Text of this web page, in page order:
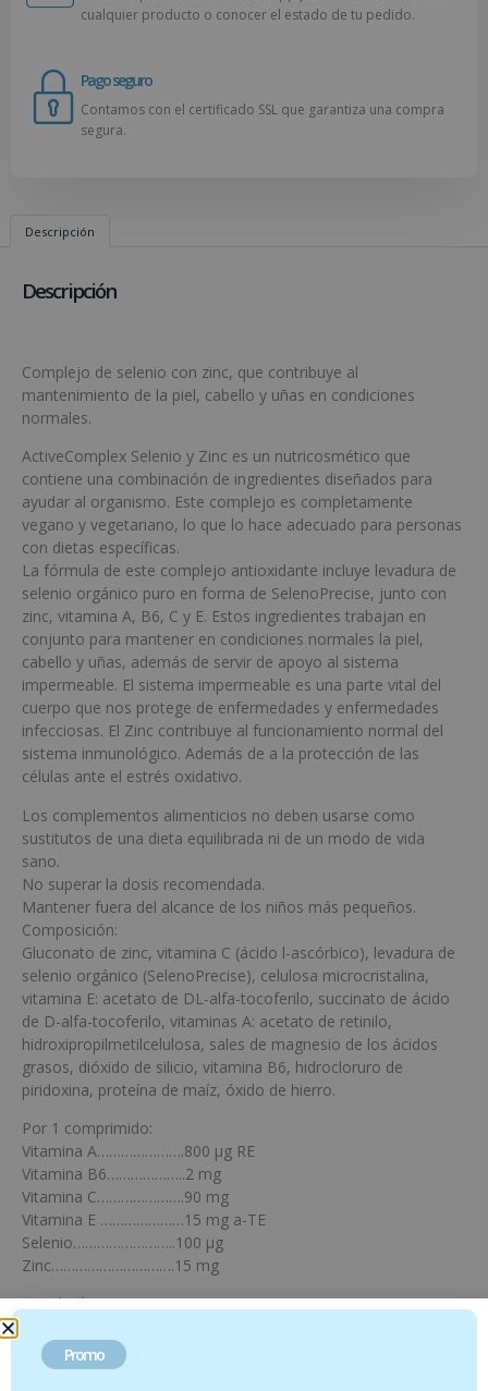
cualquier producto o conocer el estado de tu pedido.
Pago seguro
Contamos con el certificado SSL que garantiza una compra
segura.
Descripción
Descripción
Complejo de selenio con zinc, que contribuye al
mantenimiento de la piel, cabello y uñas en condiciones
normales.
ActiveComplex Selenio y Zinc es un nutricosmético que
contiene una combinación de ingredientes diseñados para
ayudar al organismo. Este complejo es completamente
vegano y vegetariano, lo que lo hace adecuado para personas
con dietas específicas.
La fórmula de este complejo antioxidante incluye levadura de
selenio orgánico puro en forma de SelenoPrecise, junto con
zinc, vitamina A, B6, C y E. Estos ingredientes trabajan en
conjunto para mantener en condiciones normales la piel,
cabello y uñas, además de servir de apoyo al sistema
impermeable. El sistema impermeable es una parte vital del
cuerpo que nos protege de enfermedades y enfermedades
infecciosas. El Zinc contribuye al funcionamiento normal del
sistema inmunológico. Además de a la protección de las
células ante el estrés oxidativo.
Los complementos alimenticios no deben usarse como
sustitutos de una dieta equilibrada ni de un modo de vida
sano.
No superar la dosis recomendada.
Mantener fuera del alcance de los niños más pequeños.
Composición:
Gluconato de zinc, vitamina C (ácido l-ascórbico), levadura de
selenio orgánico (SelenoPrecise), celulosa microcristalina,
vitamina E: acetato de DL-alfa-tocoferilo, succinato de ácido
de D-alfa-tocoferilo, vitaminas A: acetato de retinilo,
hidroxipropilmetilcelulosa, sales de magnesio de los ácidos
grasos, dióxido de silicio, vitamina B6, hidrocloruro de
piridoxina, proteína de maíz, óxido de hierro.
Por 1 comprimido:
Vitamina A………………….800 µg RE
Vitamina B6………………..2 mg
Vitamina C………………….90 mg
Vitamina E …………………15 mg a-TE
Selenio……………………..100 µg
Zinc………………………….15 mg
Posología:
día.
Promo